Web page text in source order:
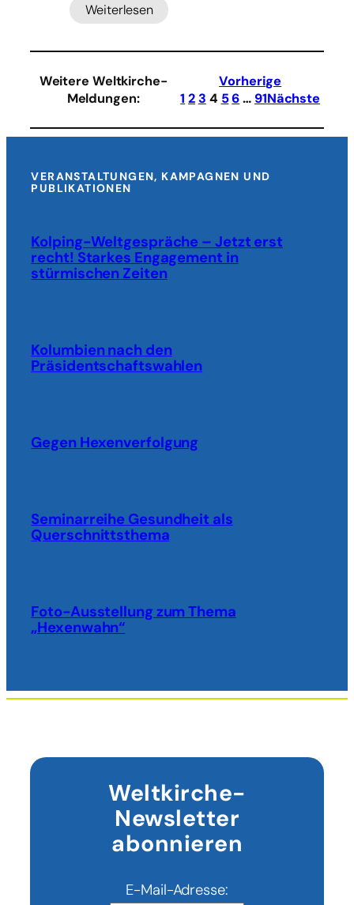
Weiterlesen
:
Russische
tötet
Mitarbeiterin
der
Weitere Weltkirche-
Meldungen:
Vorherige
1 23 4 56… 91Nächste
VERANSTALTUNGEN, KAMPAGNEN UND
PUBLIKATIONEN
Kolping-Weltgespräche – Jetzt erst
recht! Starkes Engagement in
stürmischen Zeiten
Kolumbien nach den
Präsidentschaftswahlen
Gegen Hexenverfolgung
Seminarreihe Gesundheit als
Querschnittsthema
Foto-Ausstellung zum Thema
„Hexenwahn“
Weltkirche-
Newsletter
abonnieren
E-Mail-Adresse: